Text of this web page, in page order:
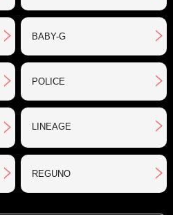
BABY-G
POLICE
LINEAGE
REGUNO